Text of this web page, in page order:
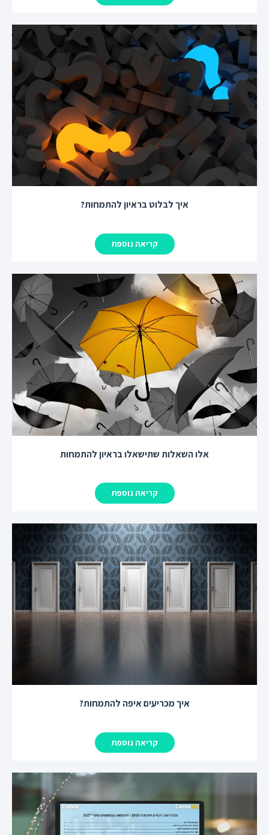
איך לבלוט בראיון להתמחות?
קריאה נוספת
אלו השאלות שתישאלו בראיון להתמחות
קריאה נוספת
איך מכריעים איפה להתמחות?
קריאה נוספת